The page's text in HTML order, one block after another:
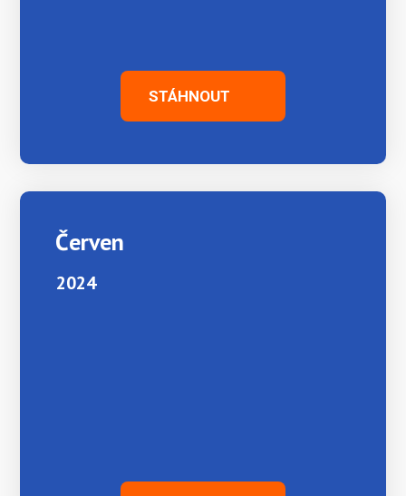
STÁHNOUT
Červen
2024